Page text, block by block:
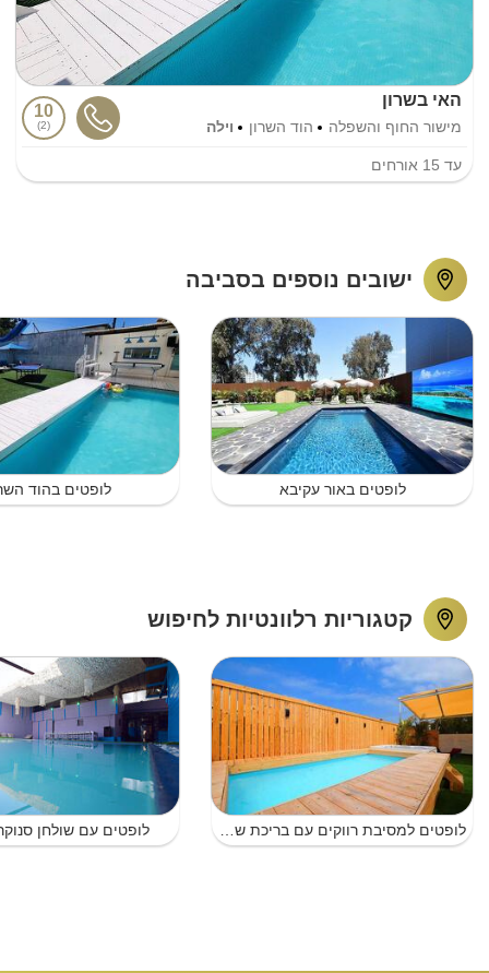
האי בשרון
מישור החוף והשפלה הוד השרון וילה
10
2
עד 15 אורחים
ישובים נוספים בסביבה
לופטים באור עקיבא לופטים בהוד
קטגוריות רלוונטיות לחיפוש
לופטים עם שולחן